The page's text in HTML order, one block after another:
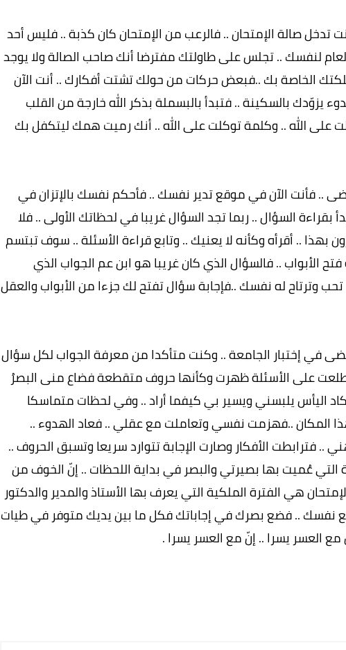
صالة الإمتحان .. فالرعب من الإمتحان كان كذبة .. فليس أحد
لنفسك .. تجلس على طاولتك مفترضا أنك صاحب الصالة ولا يوجد
الخاصة بك ..فبعض حركات من حولك تشتت أفكارك .. أنت الآن
يزوّدك بالسكينة .. فتبدأ بالبسملة بذكر الله خارجة من القلب
على الله .. وكلمة توكلت على الله .. أنك رميت همك ليتكفل بك
.. فأنت الآن في موقع تدير نفسك .. فأحكم نفسك بالإتزان في
بقراءة السؤال .. ربما تجد السؤال غريبا في لحظاتك الأولى .. فلا
.. أقرأه وكأنه لا يعنيك .. وتابع قراءة الأسئلة .. سوف تبتسم
الأبواب .. فالسؤال الذي كان غريبا هو ابن عم الجواب الذي
تحب وترتاح له نفسك ..فإجابة سؤال تفتح لك جزءا من الأبواب والعقل
إختبار الجامعة .. وكنت متأكدا من معرفة الجواب لكل سؤال
اطلعت على الأسئلة ظهرت وكأنها حروف متقطعة فضاع منى البصرُ
اليأس يلبسني ويسير بي كيفما أراد .. وفي لحظات متماسكا
المكان ..فهزمت نفسي وتعاملت مع عقلي .. فعاد الهدوء ..
.. فترابطت الأفكار وصارت الإجابة تتوارد سريعا وتسبق الحروف ..
التي عُميت بها بصيرتي والبصر في بداية اللحظات .. إنّ الخوف من
هي الفترة الملكية التي يعرف بها الأستاذ والمدير والدكتور
مع نفسك .. فضع بصرك في إجاباتك فكل ما بين يديك متوفر في طيات
العسر يسرا .. إنّ مع العسر يسرا .